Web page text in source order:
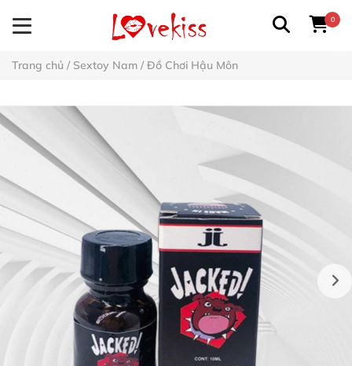
0
Trang chủ / Sextoy Nam / Đồ Chơi Hậu Môn